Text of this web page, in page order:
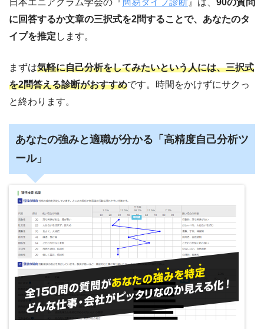
日本エニアグラム学会の『 簡易タイプ診断 』は、 90の質問
に回答するか文章の三択式を2問することで、あなたのタ
イプを推定 します。
まずは気軽に自己分析をしてみたいという人には、三択式
を2問答える診断がおすすめです。時間をかけずにサクっ
と終わります。
あなたの強みと適職が分かる「高精度自己分析ツ
ール」